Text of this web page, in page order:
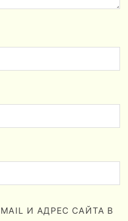
И АДРЕС САЙТА В